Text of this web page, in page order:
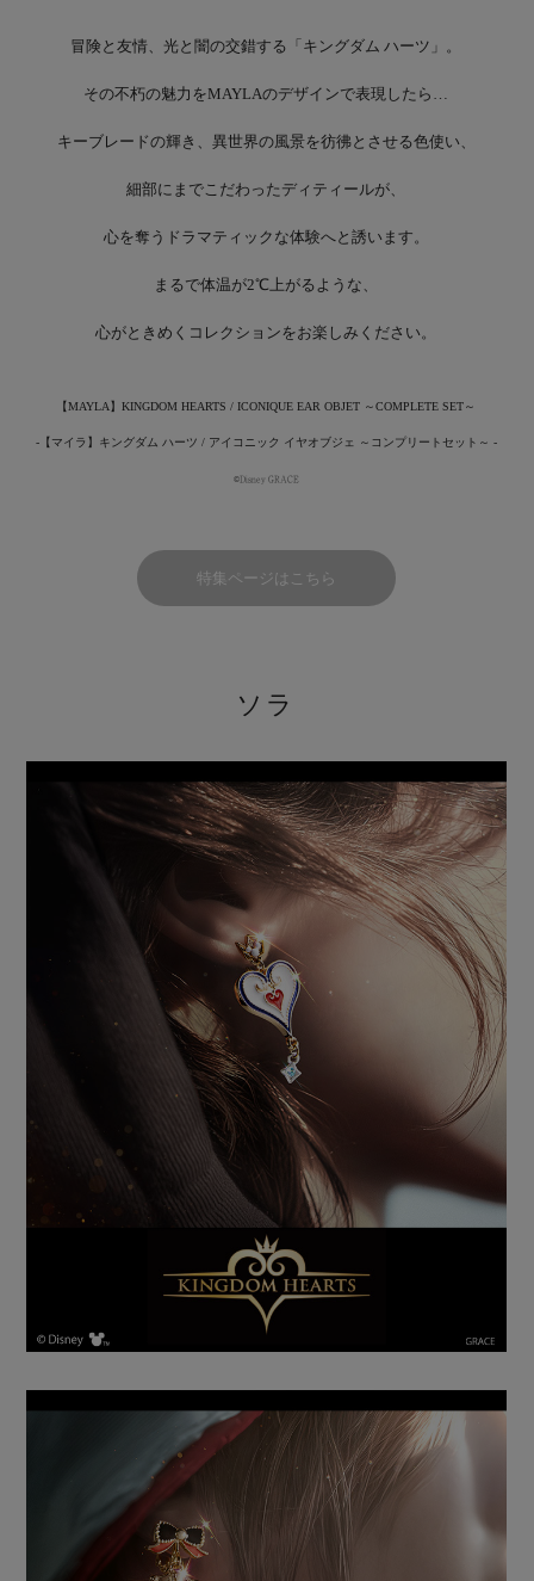
冒険と友情、光と闇の交錯する「キングダム ハーツ」。
その不朽の魅力をMAYLAのデザインで表現したら…
キーブレードの輝き、異世界の風景を彷彿とさせる色使い、
細部にまでこだわったディティールが、
心を奪うドラマティックな体験へと誘います。
まるで体温が2℃上がるような、
心がときめくコレクションをお楽しみください。
【MAYLA】KINGDOM HEARTS / ICONIQUE EAR OBJET ～COMPLETE SET～
-【マイラ】キングダム ハーツ / アイコニック イヤオブジェ ～コンプリートセット～ -
©Disney GRACE
特集ページはこちら
ソラ